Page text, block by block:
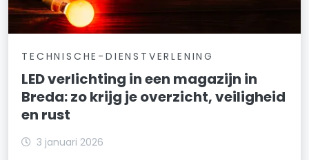
TECHNISCHE-DIENSTVERLENING
LED verlichting in een magazijn in
Breda: zo krijg je overzicht, veiligheid
en rust
3 januari 2026